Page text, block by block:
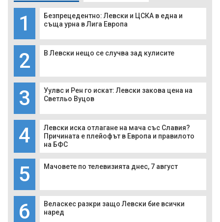
1
Безпрецедентно: Левски и ЦСКА в една и
съща урна в Лига Европа
2 В Левски нещо се случва зад кулисите
3
Уулвс и Рен го искат: Левски закова цена на
Светльо Вуцов
4
Левски иска отлагане на мача със Славия?
Причината е плейофът в Европа и правилото
на БФС
5 Мачовете по телевизията днес, 7 август
6
Веласкес разкри защо Левски бие всички
наред